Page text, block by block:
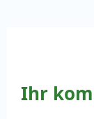
Ihr